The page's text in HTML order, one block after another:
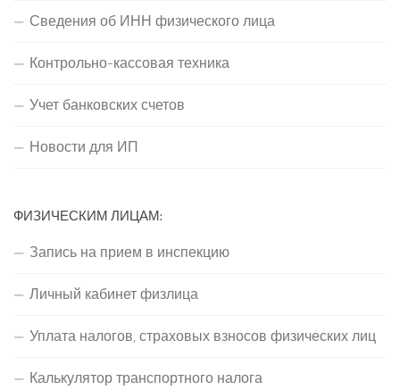
Сведения об ИНН физического лица
Контрольно-кассовая техника
Учет банковских счетов
Новости для ИП
ФИЗИЧЕСКИМ ЛИЦАМ:
Запись на прием в инспекцию
Личный кабинет физлица
Уплата налогов, страховых взносов физических лиц
Калькулятор транспортного налога